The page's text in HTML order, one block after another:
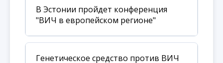
В Эстонии пройдет конференция
"ВИЧ в европейском регионе"
Генетическое средство против ВИЧ